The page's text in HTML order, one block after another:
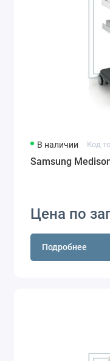
В наличии Код
Samsung
Цена по
Подробнее